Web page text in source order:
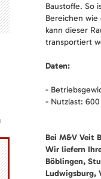
Baustoffe. So
Bereichen wie
kann dieser
transportiert
Daten:
-
- Nutzlast:
Bei M&V Veit
Wir liefern
Böblingen,
Ludwigsburg,